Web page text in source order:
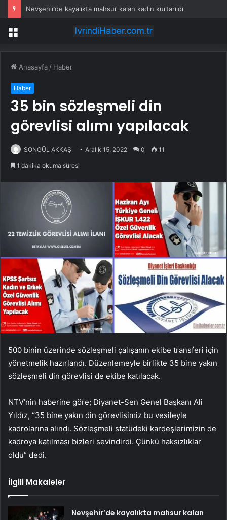
Nevşehir’de kayalıkta mahsur kalan kadın kurtarıldı
Menü
Anasayfa / Haber
Haber
35 bin sözleşmeli din
görevlisi alımı yapılacak
SONGÜL AKKAŞ Aralık 15, 2022 0 11
1 dakika okuma süresi
500 binin üzerinde sözleşmeli çalışanın ekibe transferi için
yönetmelik hazırlandı. Düzenlemeyle birlikte 35 bine yakın
sözleşmeli din görevlisi de ekibe katılacak.
NTV’nin haberine göre; Diyanet-Sen Genel Başkanı Ali
Yıldız, “35 bine yakın din görevlisimiz bu vesileyle
kadrolarına alındı. Sözleşmeli statüdeki kardeşlerimizin de
kadroya katılması bizleri sevindirdi. Çünkü haksızlıklar
oldu” dedi.
İlgili Makaleler
Nevşehir’de kayalıkta mahsur kalan